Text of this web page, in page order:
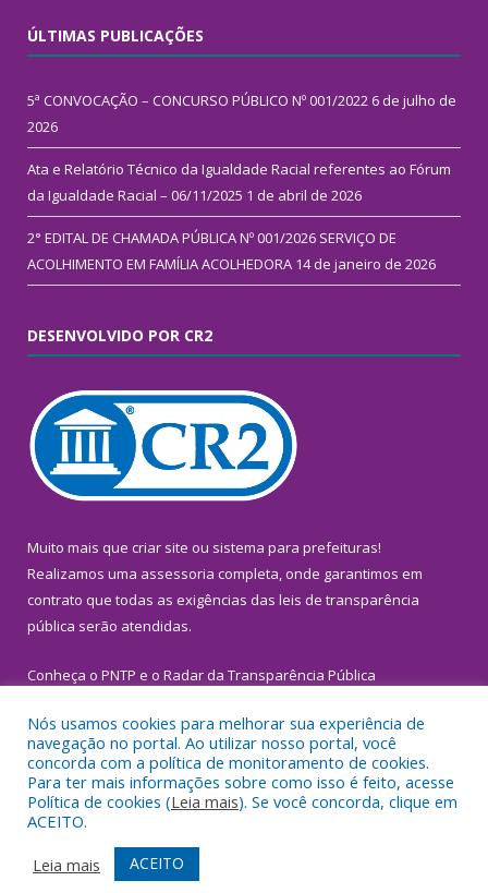
ÚLTIMAS PUBLICAÇÕES
5ª CONVOCAÇÃO – CONCURSO PÚBLICO Nº 001/2022 6 de julho de
2026
Ata e Relatório Técnico da Igualdade Racial referentes ao Fórum
da Igualdade Racial – 06/11/2025 1 de abril de 2026
2° EDITAL DE CHAMADA PÚBLICA Nº 001/2026 SERVIÇO DE
ACOLHIMENTO EM FAMÍLIA ACOLHEDORA 14 de janeiro de 2026
DESENVOLVIDO POR CR2
Muito mais que criar site ou sistema para prefeituras!
Realizamos uma assessoria completa, onde garantimos em
contrato que todas as exigências das leis de transparência
pública serão atendidas.
Conheça o PNTP e o Radar da Transparência Pública
Todos os direitos reservados a Prefeitura Municipal de
Inhangapi.
Mapa do Site
Acessar Área Administrativa
Acessar Webmail
Nós usamos cookies para melhorar sua experiência de
navegação no portal. Ao utilizar nosso portal, você
concorda com a política de monitoramento de cookies.
Para ter mais informações sobre como isso é feito, acesse
Política de cookies (Leia mais). Se você concorda, clique em
ACEITO.
Leia mais
ACEITO